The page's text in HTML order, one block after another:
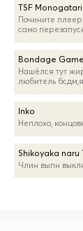
TSF Monogatari
Почините
само
Bondage Game
Нашёлся тут
любитель
Inko
Неплохо,
Shikoyaka naru
Члин выпн